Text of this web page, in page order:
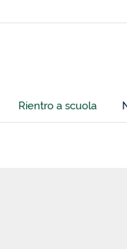
Rientro a scuola